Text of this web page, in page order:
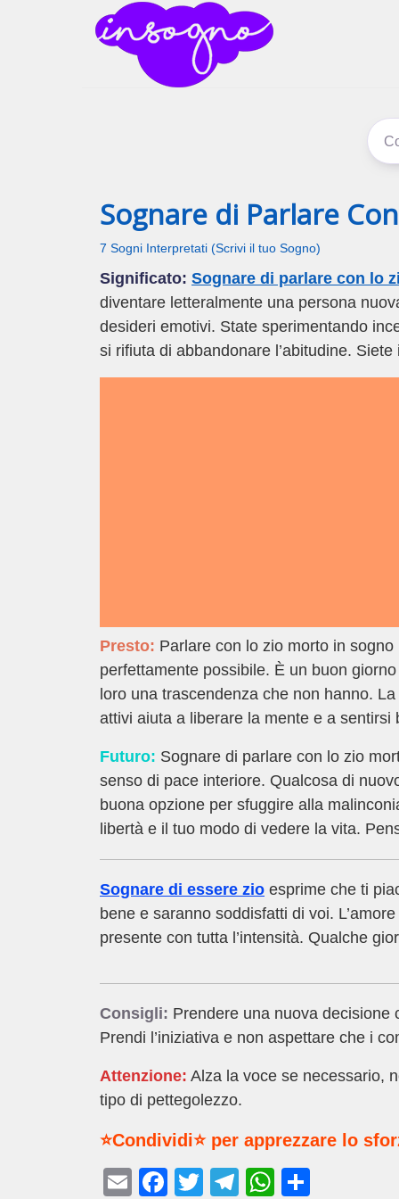
Sognare di Parlare
7 Sogni Interpretati (Scrivi il tuo Sogno)
Significato: Sognare di parlare con lo
diventare letteralmente una persona
desideri emotivi. State sperimentando
si rifiuta di abbandonare l’abitudine.
Presto: Parlare con lo zio morto in
perfettamente possibile. È un buon
loro una trascendenza che non hanno.
attivi aiuta a liberare la mente e a sentirsi
Futuro: Sognare di parlare con lo zio
senso di pace interiore. Qualcosa di
buona opzione per sfuggire alla
libertà e il tuo modo di vedere la vita.
Sognare di essere zio esprime che ti
bene e saranno soddisfatti di voi.
presente con tutta l’intensità. Qualche
Consigli: Prendere una nuova decisione
Prendi l’iniziativa e non aspettare che i
Attenzione: Alza la voce se necessario,
tipo di pettegolezzo.
⭐Condividi⭐ per apprezzare lo
E
F
T
T
W